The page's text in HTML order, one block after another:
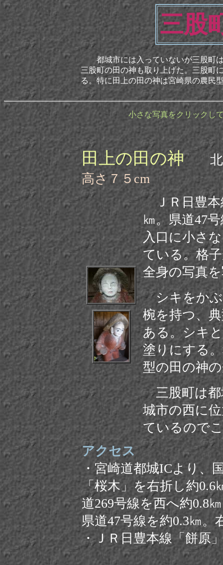
三股
都城市には入っていないが三股町は
三股町の田の神も取り上げた。三股町
る。特に田上の田の神は宮崎県の農民
小さな写真をクリックし
田上の田の神北
高さ７５cm
ＪＲ日豊
㎞。県道47
入口に小さ
ている。格
全身の写真
シキをかぶ
椀を持つ、
ある。シキ
塗りにする
型の田の神
三股町は都
城市の西に
ているので
アクセス
・ 宮崎道都城ICより、
「桜木」を右折し約0.6
道269号線を西へ約0.8
県道47号線を約0.3㎞。
・ＪＲ日豊本線「餅原